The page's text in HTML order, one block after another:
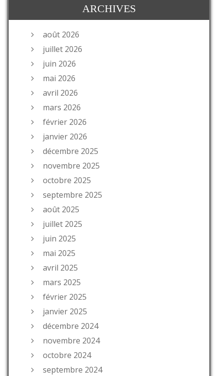
ARCHIVES
août 2026
juillet 2026
juin 2026
mai 2026
avril 2026
mars 2026
février 2026
janvier 2026
décembre 2025
novembre 2025
octobre 2025
septembre 2025
août 2025
juillet 2025
juin 2025
mai 2025
avril 2025
mars 2025
février 2025
janvier 2025
décembre 2024
novembre 2024
octobre 2024
septembre 2024